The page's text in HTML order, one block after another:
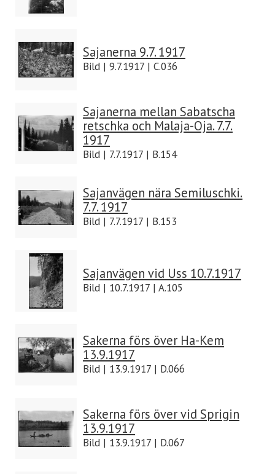
Sajanerna 9.7. 1917
Bild | 9.7.1917 | C.036
Sajanerna mellan Sabatscha
retschka och Malaja-Oja. 7.7.
1917
Bild | 7.7.1917 | B.154
Sajanvägen nära Semiluschki.
7.7. 1917
Bild | 7.7.1917 | B.153
Sajanvägen vid Uss 10.7.1917
Bild | 10.7.1917 | A.105
Sakerna förs över Ha-Kem
13.9.1917
Bild | 13.9.1917 | D.066
Sakerna förs över vid Sprigin
13.9.1917
Bild | 13.9.1917 | D.067